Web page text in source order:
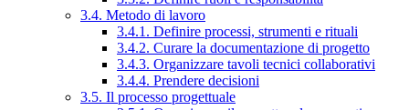
3.4. Metodo di lavoro
3.4.1. Definire processi, strumenti e rituali
3.4.2. Curare la documentazione di progetto
3.4.3. Organizzare tavoli tecnici collaborativi
3.4.4. Prendere decisioni
3.5. Il processo progettuale